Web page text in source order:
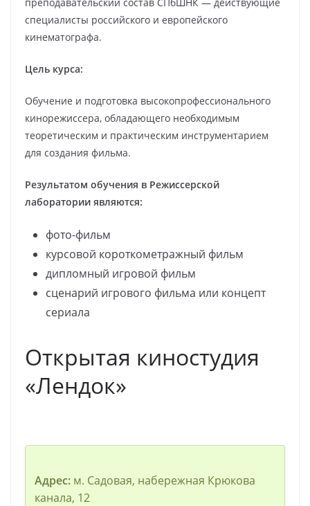
специалисты российского и европейского
кинематографа.
Цель курса:
Обучение и подготовка высокопрофессионального
кинорежиссера, обладающего необходимым
теоретическим и практическим инструментарием
для создания фильма.
Результатом обучения в Режиссерской
лаборатории являются:
фото-фильм
курсовой короткометражный фильм
дипломный игровой фильм
сценарий игрового фильма или концепт
сериала
Открытая киностудия
«Лендок»
Адрес:м. Садовая, набережная Крюкова
канала, 12